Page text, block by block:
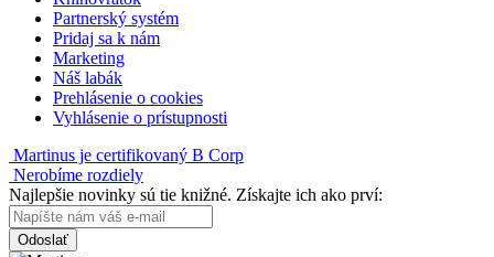
Partnerský systém
Pridaj sa k nám
Marketing
Náš labák
Prehlásenie o cookies
Vyhlásenie o prístupnosti
Martinus je certifikovaný B Corp
Nerobíme rozdiely
Najlepšie novinky sú tie knižné. Získajte ich ako prví:
Odoslať